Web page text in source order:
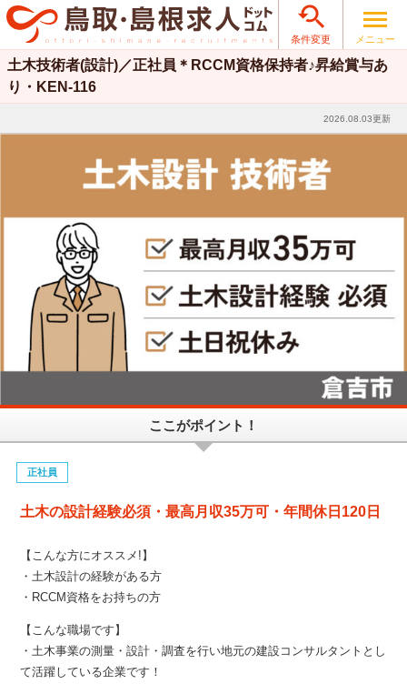

条件変更 メニュー
土木技術者(設計)／正社員＊RCCM資格保持者♪昇給賞与あ
り・KEN-116
2026.08.03更新
ここがポイント！
正社員
土木の設計経験必須・最高月収35万可・年間休日120日
【こんな方にオススメ!】
・土木設計の経験がある方
・RCCM資格をお持ちの方
【こんな職場です】
・土木事業の測量・設計・調査を行い地元の建設コンサルタントとし
て活躍している企業です！